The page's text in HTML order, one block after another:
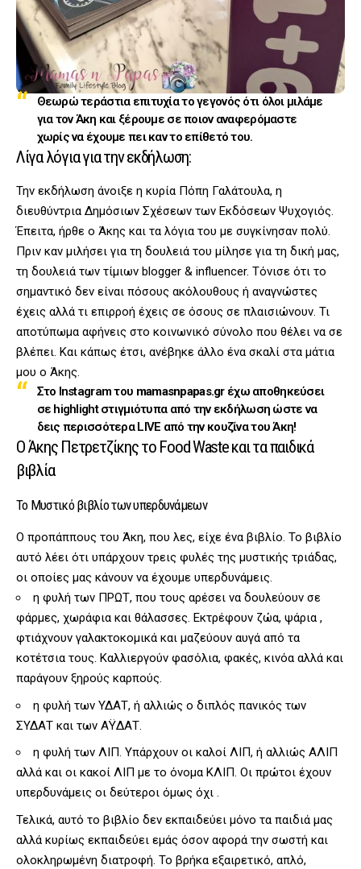
Θεωρώ τεράστια επιτυχία το γεγονός ότι όλοι μιλάμε
για τον Άκη και ξέρουμε σε ποιον αναφερόμαστε
χωρίς να έχουμε πει καν το επίθετό του.
Λίγα λόγια για την εκδήλωση:
Την εκδήλωση άνοιξε η κυρία Πόπη Γαλάτουλα, η
διευθύντρια Δημόσιων Σχέσεων των Εκδόσεων Ψυχογιός.
Έπειτα, ήρθε ο Άκης και τα λόγια του με συγκίνησαν πολύ.
Πριν καν μιλήσει για τη δουλειά του μίλησε για τη δική μας,
τη δουλειά των τίμιων blogger & influencer. Τόνισε ότι το
σημαντικό δεν είναι πόσους ακόλουθους ή αναγνώστες
έχεις αλλά τι επιρροή έχεις σε όσους σε πλαισιώνουν. Τι
αποτύπωμα αφήνεις στο κοινωνικό σύνολο που θέλει να σε
βλέπει. Και κάπως έτσι, ανέβηκε άλλο ένα σκαλί στα μάτια
μου ο Άκης.
Στο Instagram του mamasnpapas.grέχω αποθηκεύσει
σε highlight στιγμιότυπα από την εκδήλωση ώστε να
δεις περισσότερα LIVE από την κουζίνα του Άκη!
Ο Άκης Πετρετζίκης το Food Waste και τα παιδικά
βιβλία
Το Μυστικό βιβλίο των υπερδυνάμεων
Ο προπάππους του Άκη, που λες, είχε ένα βιβλίο. Το βιβλίο
αυτό λέει ότι υπάρχουν τρεις φυλές της μυστικής τριάδας,
οι οποίες μας κάνουν να έχουμε υπερδυνάμεις.
η φυλή των ΠΡΩΤ, που τους αρέσει να δουλεύουν σε
φάρμες, χωράφια και θάλασσες. Εκτρέφουν ζώα, ψάρια ,
φτιάχνουν γαλακτοκομικά και μαζεύουν αυγά από τα
κοτέτσια τους. Καλλιεργούν φασόλια, φακές, κινόα αλλά και
παράγουν ξηρούς καρπούς.
η φυλή των ΥΔΑΤ, ή αλλιώς ο διπλός πανικός των
ΣΥΔΑΤ και των ΑΫΔΑΤ.
η φυλή των ΛΙΠ. Υπάρχουν οι καλοί ΛΙΠ, ή αλλιώς ΑΛΙΠ
αλλά και οι κακοί ΛΙΠ με το όνομα ΚΛΙΠ. Οι πρώτοι έχουν
υπερδυνάμεις οι δεύτεροι όμως όχι .
Τελικά, αυτό το βιβλίο δεν εκπαιδεύει μόνο τα παιδιά μας
αλλά κυρίως εκπαιδεύει εμάς όσον αφορά την σωστή και
ολοκληρωμένη διατροφή. Το βρήκα εξαιρετικό, απλό,